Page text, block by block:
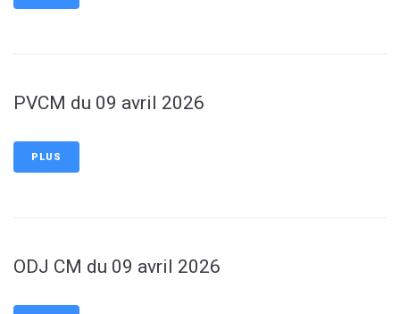
PVCM du 09 avril 2026
PLUS
ODJ CM du 09 avril 2026